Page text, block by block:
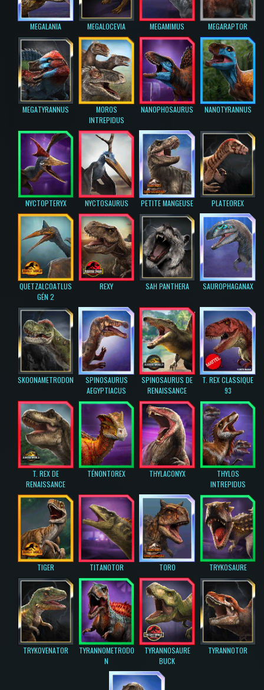
MEGALANIA MEGALOCEVIA MEGAMIMUS MEGARAPTOR
MEGATYRANNUS
MOROS
INTREPIDUS
NANOPHOSAURUS NANOTYRANNUS
NYCTOPTERYX NYCTOSAURUS PETITE MANGEUSE PLATEOREX
QUETZALCOATLUS
GÉN 2
REXY SAH PANTHERA SAUROPHAGANAX
SKOONAMETRODON
SPINOSAURUS
AEGYPTIACUS
SPINOSAURUS DE
RENAISSANCE
T. REX CLASSIQUE
93
T. REX DE
RENAISSANCE
TÉNONTOREX THYLACONYX
THYLOS
INTREPIDUS
TIGER TITANOTOR TORO TRYKOSAURE
TRYKOVENATOR
TYRANNOMETRODO
N
TYRANNOSAURE
BUCK
TYRANNOTOR